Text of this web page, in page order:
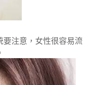
注意，女性很容易流